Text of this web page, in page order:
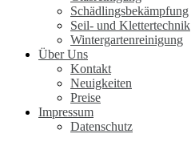
Schädlingsbekämpfung
Seil- und Klettertechnik
Wintergartenreinigung
Über Uns
Kontakt
Neuigkeiten
Preise
Impressum
Datenschutz